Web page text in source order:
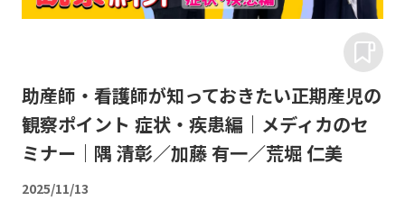
助産師・看護師が知っておきたい正期産児の
観察ポイント 症状・疾患編｜メディカのセ
ミナー｜隅 清彰／加藤 有一／荒堀 仁美
2025/11/13